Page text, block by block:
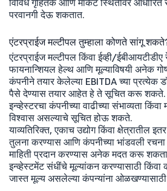
विविध गृहितके आणि मार्केट स्थितीवर
परवानगी देऊ शकतात.
एंटरप्राईज मल्टीपल तुम्हाला कोणते सांगू
एंटरप्राईज मल्टीपल किंवा ईव्ही/
फायनान्शियल हेल्थ आणि मूल्याविषयी अनेक
कंपनीने तयार केलेल्या EBITDA च्या प्रत्येक
पैसे देण्यास तयार आहेत हे ते सूचित करू शकते.
इन्व्हेस्टरचा कंपनीच्या वाढीच्या संभाव्यता
विश्वास असल्याचे सूचित होऊ शकते.
याव्यतिरिक्त, एकाच उद्योग किंवा क्षेत्रातील
तुलना करण्यास आणि कंपनीच्या भांडवली रचना
माहिती प्रदान करण्यास अनेक मदत करू
इन्व्हेस्टमेंट संधींचे मूल्यांकन करण्यासाठी
जास्त मूल्य असलेल्या कंपन्यांना